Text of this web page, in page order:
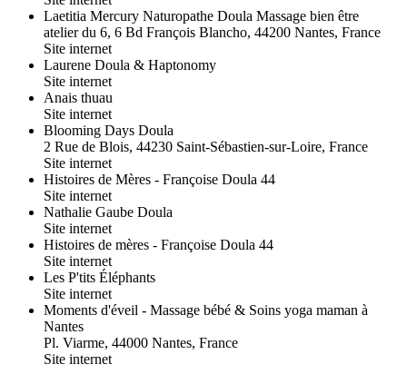
Laetitia Mercury Naturopathe Doula Massage bien être
atelier du 6, 6 Bd François Blancho, 44200 Nantes, France
Site internet
Laurene Doula & Haptonomy
Site internet
Anais thuau
Site internet
Blooming Days Doula
2 Rue de Blois, 44230 Saint-Sébastien-sur-Loire, France
Site internet
Histoires de Mères - Françoise Doula 44
Site internet
Nathalie Gaube Doula
Site internet
Histoires de mères - Françoise Doula 44
Site internet
Les P'tits Éléphants
Site internet
Moments d'éveil - Massage bébé & Soins yoga maman à
Nantes
Pl. Viarme, 44000 Nantes, France
Site internet